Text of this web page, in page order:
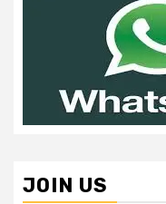
JOIN US